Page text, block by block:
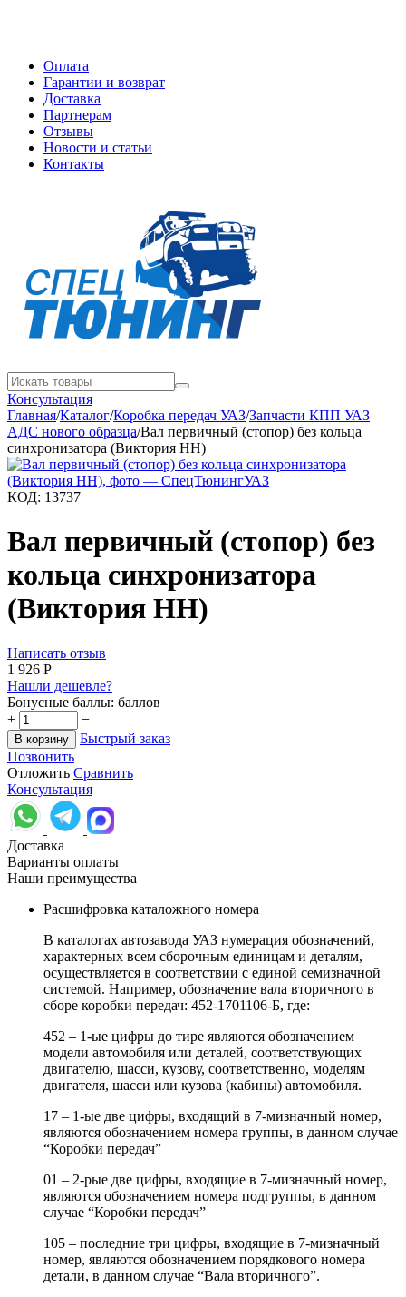
Оплата
Гарантии и возврат
Доставка
Партнерам
Отзывы
Новости и статьи
Контакты
Консультация
Главная/Каталог/Коробка передач УАЗ/Запчасти КПП УАЗ
АДС нового образца/Вал первичный (стопор) без кольца
синхронизатора (Виктория НН)
КОД: 13737
Вал первичный (стопор) без
кольца синхронизатора
(Виктория НН)
Написать отзыв
1 926 Р
Нашли дешевле?
Бонусные баллы: баллов
+
−
В корзину
Быстрый заказ
Позвонить
Отложить Сравнить
Консультация
Доставка
Варианты оплаты
Наши преимущества
Расшифровка каталожного номера
В каталогах автозавода УАЗ нумерация обозначений,
характерных всем сборочным единицам и деталям,
осуществляется в соответствии с единой семизначной
системой. Например, обозначение вала вторичного в
сборе коробки передач: 452-1701106-Б, где:
452 – 1-ые цифры до тире являются обозначением
модели автомобиля или деталей, соответствующих
двигателю, шасси, кузову, соответственно, моделям
двигателя, шасси или кузова (кабины) автомобиля.
17 – 1-ые две цифры, входящий в 7-мизначный номер,
являются обозначением номера группы, в данном случае
“Коробки передач”
01 – 2-рые две цифры, входящие в 7-мизначный номер,
являются обозначением номера подгруппы, в данном
случае “Коробки передач”
105 – последние три цифры, входящие в 7-мизначный
номер, являются обозначением порядкового номера
детали, в данном случае “Вала вторичного”.